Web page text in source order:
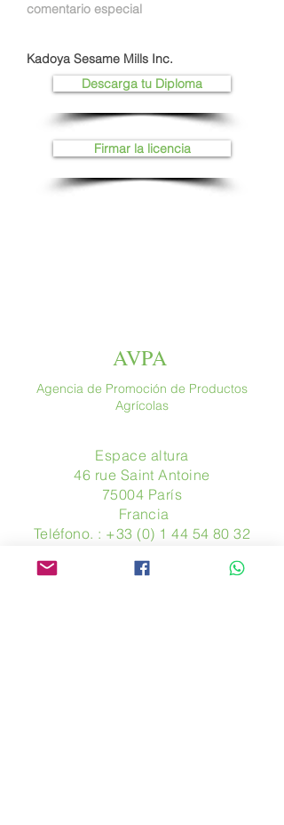
comentario especial
Kadoya Sesame Mills Inc.
Descarga tu Diploma
Firmar la licencia
AVPA
Agencia de Promoción de Productos
Agrícolas
Espace altura
46 rue Saint Antoine
75004 París
​ Francia
Teléfono. : +33 (0) 1 44 54 80 32
www.avpa.fr